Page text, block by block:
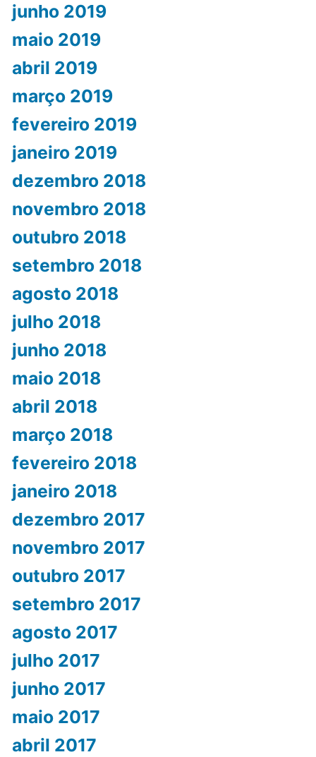
junho 2019
maio 2019
abril 2019
março 2019
fevereiro 2019
janeiro 2019
dezembro 2018
novembro 2018
outubro 2018
setembro 2018
agosto 2018
julho 2018
junho 2018
maio 2018
abril 2018
março 2018
fevereiro 2018
janeiro 2018
dezembro 2017
novembro 2017
outubro 2017
setembro 2017
agosto 2017
julho 2017
junho 2017
maio 2017
abril 2017